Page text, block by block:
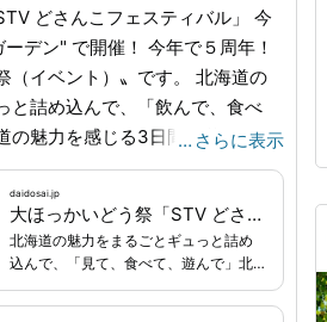
どさんこフェスティバル」 今
開催！ 今年で５周年！
（イベント）〟です。 北海道の
と詰め込んで、「飲んで、食べ
の魅力を感じる3日間。弟子屈町
週末は道庁赤れんが
。詳しくは公式サイトをご覧くだ
】2026年8月7日(金) 10:00 ～
(土) 10:00 ～ 18:00、2026年8月
【会場】北海道庁旧本庁舎（赤
… さらに表示
daidosai.jp
大ほっかいどう祭「STV どさんこフェスティバル」｜公式サイト
北海道の魅力をまるごとギュっと詰め
込んで、「見て、食べて、遊んで」北